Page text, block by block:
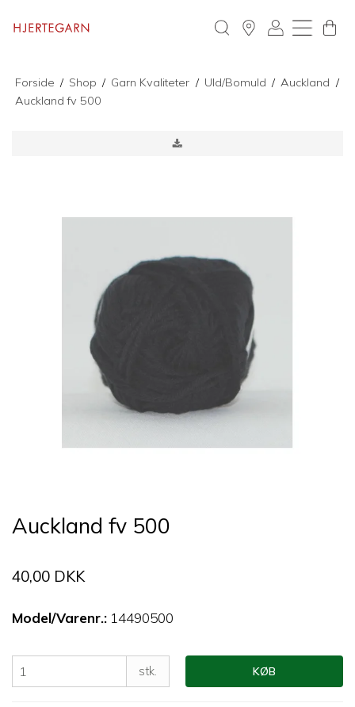
Forside / Shop / Garn Kvaliteter / Uld/Bomuld / Auckland /
Auckland fv 500
Auckland fv 500
40,00 DKK
Model/Varenr.: 14490500
stk. KØB